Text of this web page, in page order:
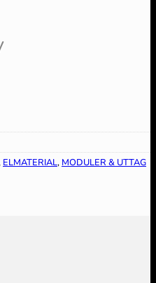
ELMATERIAL, MODULER & UTTAG